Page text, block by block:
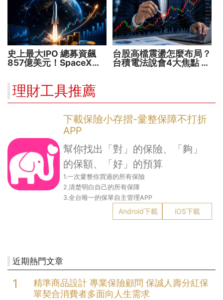
史上最大IPO 總募資飆
857億美元！SpaceX升
台股高檔震盪怎麼布局？
台積電法說會4大焦點 AI
理財工具推薦
下載保險小存摺-彚整保障不打折
APP
幫你找出「對」的保險、「夠」
的保額、「好」的預算
1.一次彚整你買過的所有保險
2.清楚明白自己的所有保障
3.全台唯一的保單自主管理APP
Android下載 iOS下載
近期熱門文章
精準商品設計 專業保險顧問 保誠人壽分紅保
單契合消費者多面向人生需求